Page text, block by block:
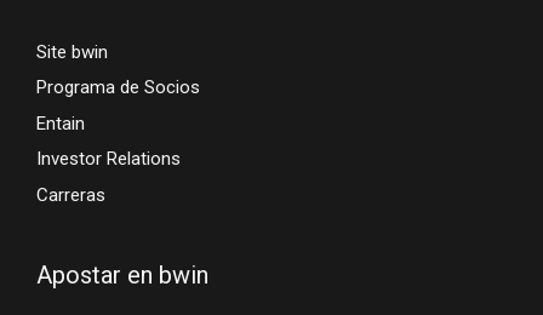
Site bwin
Programa de Socios
Entain
Investor Relations
Carreras
Apostar en bwin